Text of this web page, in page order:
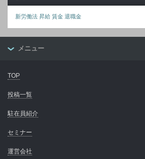
新労働法 昇給 賃金 退職金
メニュー
TOP
投稿一覧
駐在員紹介
セミナー
運営会社